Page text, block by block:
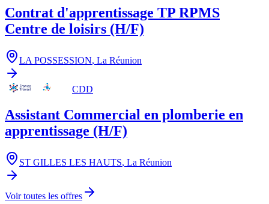
Contrat d'apprentissage TP RPMS
Centre de loisirs (H/F)
LA POSSESSION, La Réunion
CDD
Assistant Commercial en plomberie en
apprentissage (H/F)
ST GILLES LES HAUTS, La Réunion
Voir toutes les offres